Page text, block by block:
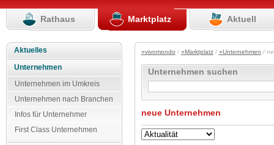
Rathaus Marktplatz Aktuell
Aktuelles
Unternehmen
Unternehmen im Umkreis
Unternehmen nach Branchen
Infos für Unternehmer
First Class Unternehmen
»vivomondo / »Marktplatz/ »Unternehmen /
Unternehmen suchen
neue Unternehmen